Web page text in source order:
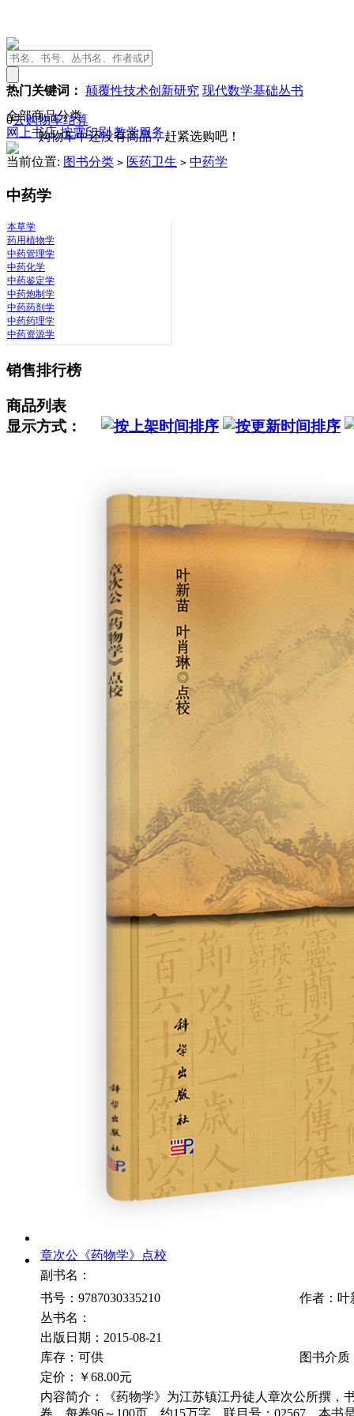
热门关键词： 颠覆性技术创新研究 现代数学基础丛书
0去购物车结算
购物车中还没有商品，赶紧选购吧！
全部商品分类
网上书店按需印刷 教学服务
当前位置: 图书分类 > 医药卫生 > 中药学
中药学
本草学
药用植物学
中药管理学
中药化学
中药鉴定学
中药炮制学
中药药剂学
中药药理学
中药资源学
销售排行榜
商品列表
显示方式：
章次公《药物学》点校
副书名：
书号：9787030335210
作者：叶
丛书名：
出版日期：2015-08-21
库存：可供
图书介质
定价：
￥68.00元
内容简介：《药物学》为江苏镇江丹徒人章次公所撰，
卷，每卷96～100页，约15万字。联目号：02567。本书